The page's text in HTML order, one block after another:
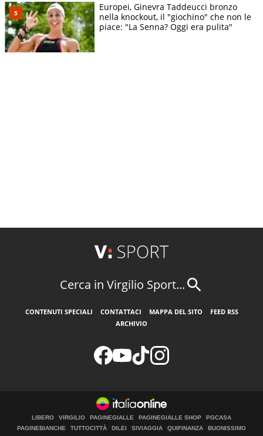
Europei, Ginevra Taddeucci bronzo
nella knockout, il "giochino" che non le
piace: "La Senna? Oggi era pulita"
Cerca in Virgilio Sport...
CONTENUTI SPECIALI CONTATTACI MAPPA DEL SITO
FEED RSS
ARCHIVIO
LIBERO VIRGILIO PAGINEGIALLE PAGINEGIALLE SHOP
PGCASA
PAGINEBIANCHE
TUTTOCITTÀ DILEI SIVIAGGIA QUIFINANZA
BUONISSIMO